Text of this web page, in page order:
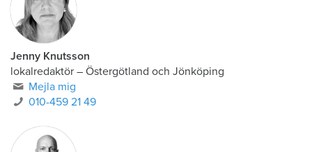
Jenny Knutsson
lokalredaktör – Östergötland och Jönköping
Mejla mig
010-459 21 49